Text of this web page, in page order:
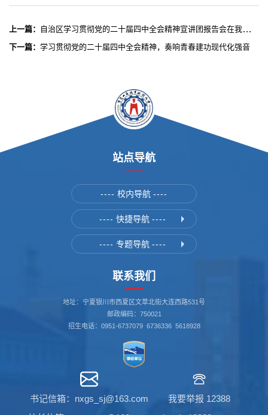
上一篇：
自治区学习贯彻党的二十届四中全会精神宣讲团报告会在我校举行
下一篇： 学习贯彻党的二十届四中全会精神，奏响青春建功现代化强音
站点导航
---- 校内导航 ----
---- 快捷导航 ----
---- 专题导航 ----
联系我们
地址：宁夏银川市西夏区文萃北街大连西路531号
邮政编码：750021
招生电话：0951-6737079 6736336 5618928
书记信箱：nxgs_sj@163.com
我要举报 12388